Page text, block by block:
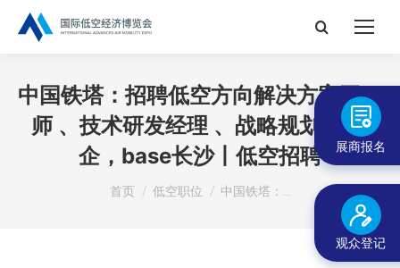
搜
中国铁塔：招聘低空方向解决方案工程
师 、技术研发经理 、战略规划 ，央
企，base长沙丨低空招聘
您在这里：
首页 低空职位 中国铁塔：…
展商报名
观众登记